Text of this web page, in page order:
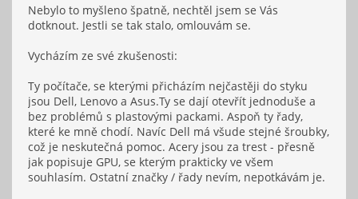
Nebylo to myšleno špatně, nechtěl jsem se Vás
dotknout. Jestli se tak stalo, omlouvám se.
Vycházím ze své zkušenosti:
Ty počítače, se kterými přicházím nejčastěji do styku
jsou Dell, Lenovo a Asus.Ty se dají otevřít jednoduše a
bez problémů s plastovými packami. Aspoň ty řady,
které ke mně chodí. Navíc Dell má všude stejné šroubky,
což je neskutečná pomoc. Acery jsou za trest - přesně
jak popisuje GPU, se kterým prakticky ve všem
souhlasím. Ostatní značky / řady nevím, nepotkávám je.